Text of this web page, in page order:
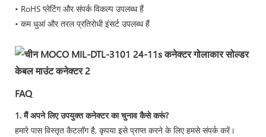
• RoHS प्लेटिंग और संपर्क विकल्प उपलब्ध हैं
• कम धुआं और तरल प्रतिरोधी इंसर्ट उपलब्ध हैं
FAQ
1. मैं अपने लिए उपयुक्त कनेक्टर का चुनाव कैसे करूं?
हमारे पास विस्तृत कैटलॉग है, कृपया इसे प्राप्त करने के लिए हमसे संपर्क करें।